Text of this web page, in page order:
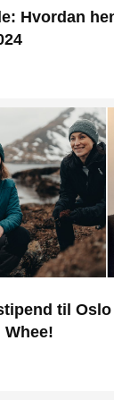
Hvordan
til Oslo